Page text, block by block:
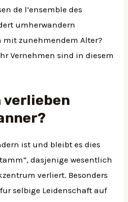
de l’ensemble des
umherwandern
mit zunehmendem Alter?
Vernehmen sind in diesem
verlieben
ist und bleibt es dies
dasjenige wesentlich
verliert. Besonders
selbige Leidenschaft auf